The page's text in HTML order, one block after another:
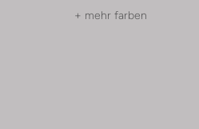
+ mehr farben